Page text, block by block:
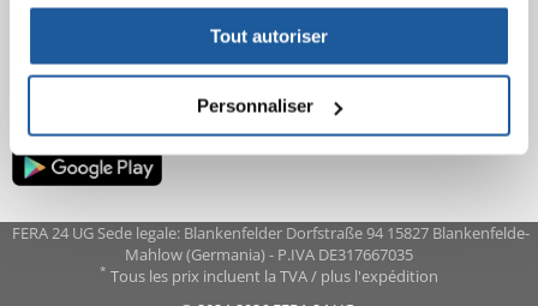
Tout autoriser
Personnaliser
APPRENEZ À NOUS CONNAÎTRE
FERA 24 UG Sede legale: Blankenfelder Dorfstraße 94 15827 Blankenfelde-
Mahlow (Germania) - P.IVA DE317667035
* Tous les prix incluent la TVA / plus l'expédition